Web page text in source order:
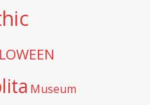
Museum